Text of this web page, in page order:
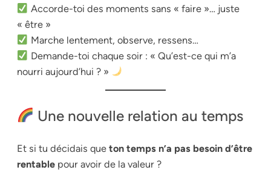
Accorde-toi des moments sans « faire »… juste
« être »
Marche lentement, observe, ressens…
Demande-toi chaque soir : « Qu’est-ce qui m’a
nourri aujourd’hui ? »
Une nouvelle relation au temps
Et si tu décidais que ton temps n’a pas besoin d’être
rentable pour avoir de la valeur ?